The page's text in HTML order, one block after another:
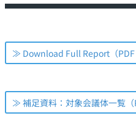
≫ Download Full Report（PDF
≫ 補足資料：対象会議体一覧（